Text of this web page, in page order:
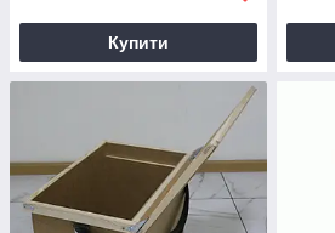
Купити